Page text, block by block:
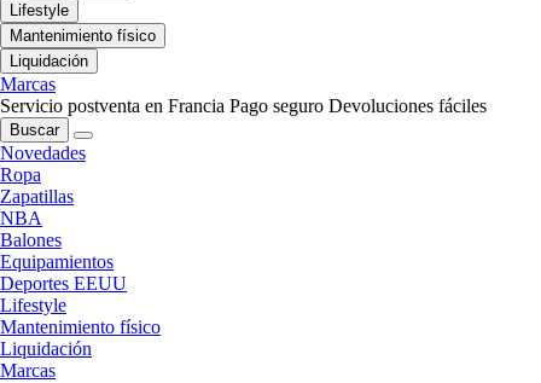
Lifestyle
Mantenimiento físico
Liquidación
Marcas
Servicio postventa en Francia Pago seguro Devoluciones fáciles
Buscar
Novedades
Ropa
Zapatillas
NBA
Balones
Equipamientos
Deportes EEUU
Lifestyle
Mantenimiento físico
Liquidación
Marcas